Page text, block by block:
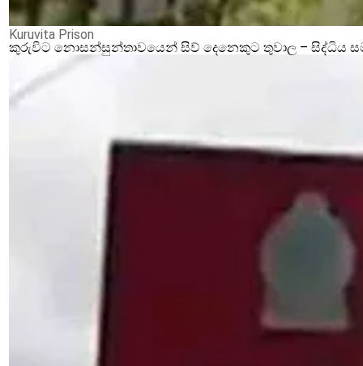
Kuruvita Prison
කුරුවිට නොසන්සුන්තාවයෙන් සිව් දෙනෙකුට තුවාල – සිද්ධිය